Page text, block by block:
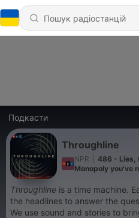
Подкасти
Throughline
NPR
486 - Lies,
Monopoly you've
Throughline is a time machine.
the headlines to answer the
We use sound and stories to